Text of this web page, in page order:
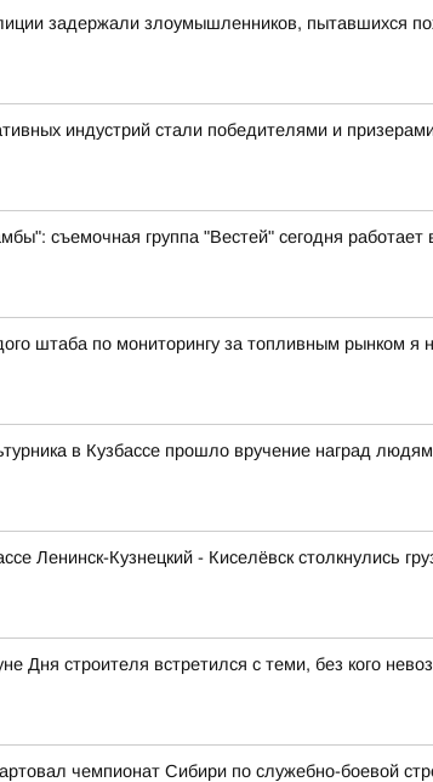
задержали злоумышленников, пытавшихся
индустрий стали победителями и
съемочная группа "Вестей" сегодня
штаба по мониторингу за топливным рынком я
в Кузбассе прошло вручение наград
Ленинск-Кузнецкий - Киселёвск столкнулись
Дня строителя встретился с теми, без кого
чемпионат Сибири по служебно-боевой